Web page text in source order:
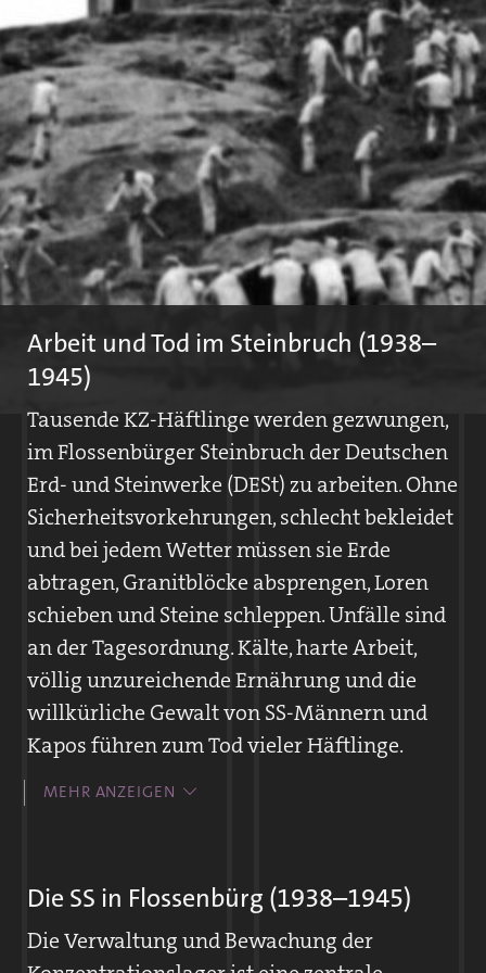
Artikel aus der Zeitung »Bayerische Ostmark«, 23. Juni 1938
Am 23. Juni 1938 erscheint die erste Pressemeldung, die auf das
Konzentrationslager Flossenbürg hinweist. In einer kurzen Notiz
berichtet der Autor über die Beteiligung der Lager-SS an der
Sonnwendfeier in Flossenbürg
Arbeit und Tod im Steinbruch (1938–
1945)
Tausende KZ-Häftlinge werden gezwungen,
im Flossenbürger Steinbruch der Deutschen
Erd- und Steinwerke (DESt) zu arbeiten. Ohne
Sicherheitsvorkehrungen, schlecht bekleidet
und bei jedem Wetter müssen sie Erde
abtragen, Granitblöcke absprengen, Loren
schieben und Steine schleppen. Unfälle sind
an der Tagesordnung. Kälte, harte Arbeit,
völlig unzureichende Ernährung und die
willkürliche Gewalt von SS-Männern und
Kapos führen zum Tod vieler Häftlinge.
Ein Arbeitstag im Steinbruch dauert zwölf
wird. Die SS zwingt Häftlinge, stundenlang
im Kreis zu gehen und dabei Steine zu
schleppen.
MEHR ANZEIGEN
Die SS in Flossenbürg (1938–1945)
Die Verwaltung und Bewachung der